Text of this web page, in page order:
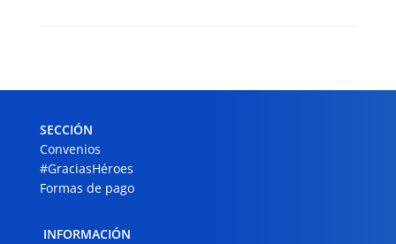
SECCIÓN
Convenios
#GraciasHéroes
Formas de pago
INFORMACIÓN